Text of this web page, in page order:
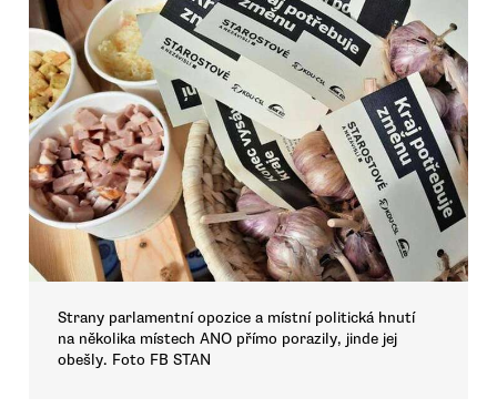
Strany parlamentní opozice a místní politická hnutí
na několika místech ANO přímo porazily, jinde jej
obešly. Foto FB STAN